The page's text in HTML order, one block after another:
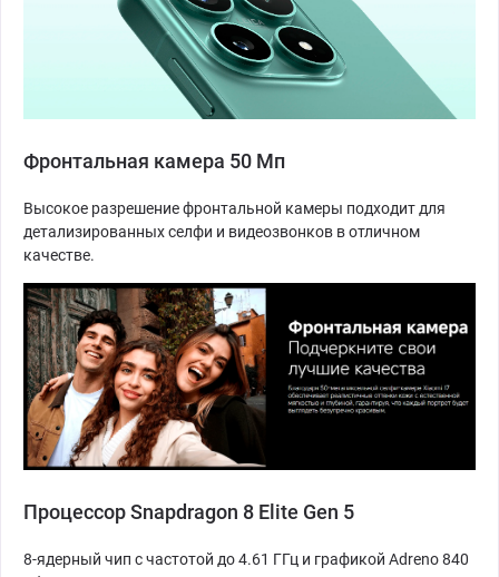
Фронтальная камера 50 Мп
Высокое разрешение фронтальной камеры подходит для
детализированных селфи и видеозвонков в отличном
качестве.
Процессор Snapdragon 8 Elite Gen 5
8-ядерный чип с частотой до 4.61 ГГц и графикой Adreno 840